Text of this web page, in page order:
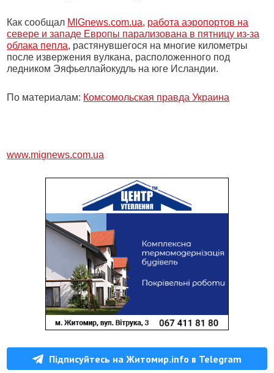
Как сообщал MIGnews.com.ua, работа аэропортов на
севере и западе Европы парализована в пятницу из-за
облака пепла, растянувшегося на многие километры
после извержения вулкана, расположенного под
ледником Эяфьеллайокудль на юге Исландии.
По материалам: Комсомольская правда Украина
www.mignews.com.ua
Підписуйтесь на Житомир.info в Telegram